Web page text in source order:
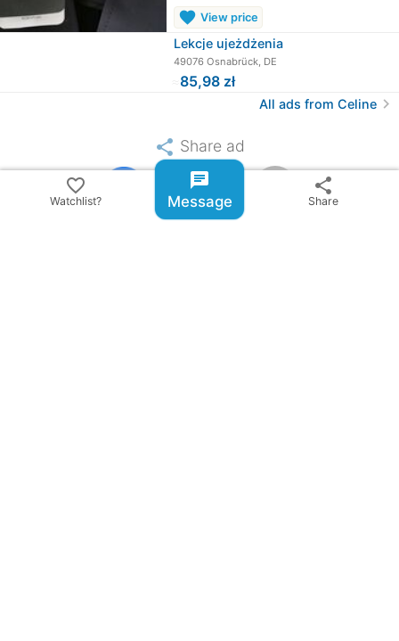
favorite View price
Lekcje ujeżdżenia
49076 Osnabrück, DE
85,98 zł
All ads from Celine chevron_right
share Share ad
favorite_border
Watchlist?
chat
Message
share
Share